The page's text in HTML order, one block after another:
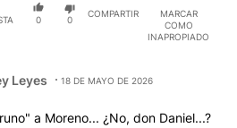
0 0
COMPARTIR
MARCAR
COMO
INAPROPIADO
Leyes
18 DE MAYO DE 2026
a Moreno... ¿No, don Daniel...?